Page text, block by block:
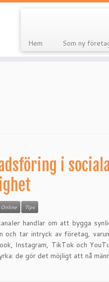
Hem Som ny
i
Online Tips
handlar om att bygga
och tar intryck av företag,
Instagram, TikTok och
de gör det möjligt att nå